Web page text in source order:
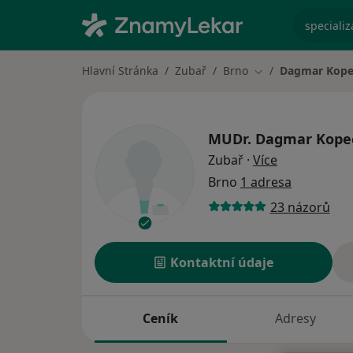
Hlavní Stránka Zubař Brno Změna města
Dagmar
MUDr. Dagmar
Zubař · Více
Brno 1 adresa
23 názorů
Kontaktní údaje
Ceník Adresy